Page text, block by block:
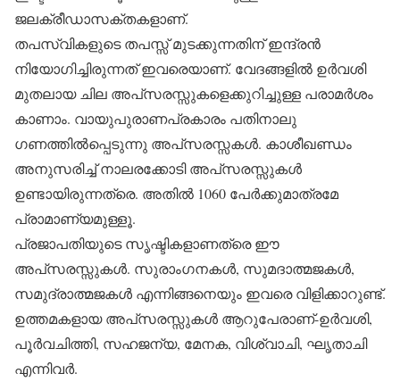
ജലക്രീഡാസക്തകളാണ്.
തപസ്വികളുടെ തപസ്സ് മുടക്കുന്നതിന് ഇന്ദ്രന്‍
നിയോഗിച്ചിരുന്നത് ഇവരെയാണ്. വേദങ്ങളില്‍ ഉര്‍വശി
മുതലായ ചില അപ്‌സരസ്സുകളെക്കുറിച്ചുള്ള പരാമര്‍ശം
കാണാം. വായുപുരാണപ്രകാരം പതിനാലു
ഗണത്തില്‍പ്പെടുന്നു അപ്‌സരസ്സകള്‍. കാശീഖണ്ഡം
അനുസരിച്ച് നാലരക്കോടി അപ്‌സരസ്സുകള്‍
ഉണ്ടായിരുന്നത്രെ. അതില്‍ 1060 പേര്‍ക്കുമാത്രമേ
പ്രാമാണ്യമുള്ളൂ.
പ്രജാപതിയുടെ സൃഷ്ടികളാണത്രെ ഈ
അപ്‌സരസ്സുകള്‍. സുരാംഗനകള്‍, സുമദാത്മജകള്‍,
സമുദ്രാത്മജകള്‍ എന്നിങ്ങനെയും ഇവരെ വിളിക്കാറുണ്ട്.
ഉത്തമകളായ അപ്‌സരസ്സുകള്‍ ആറുപേരാണ്-ഉര്‍വശി,
പൂര്‍വചിത്തി, സഹജന്യ, മേനക, വിശ്വാചി, ഘൃതാചി
എന്നിവര്‍.